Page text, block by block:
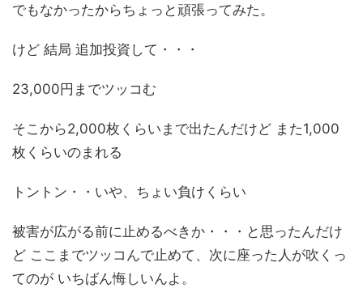
でもなかったからちょっと頑張ってみた。
けど 結局 追加投資して・・・
23,000円までツッコむ
そこから2,000枚くらいまで出たんだけど また1,000
枚くらいのまれる
トントン・・いや、ちょい負けくらい
被害が広がる前に止めるべきか・・・と思ったんだけ
ど ここまでツッコんで止めて、次に座った人が吹くっ
てのが いちばん悔しいんよ。